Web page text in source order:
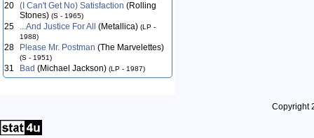
20 (I Can't Get No) Satisfaction (Rolling
Stones) (S - 1965)
25 ...And Justice For All (Metallica) (LP -
1988)
28 Please Mr. Postman (The Marvelettes)
(S - 1951)
31 Bad (Michael Jackson) (LP - 1987)
Copyright